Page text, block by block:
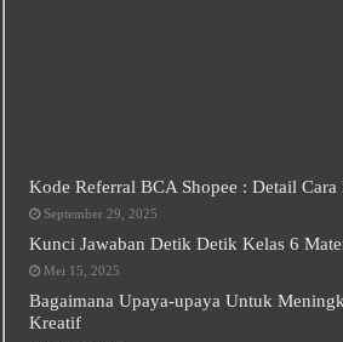
Kode Referral BCA Shopee : Detail Cara
September 29, 2025
Kunci Jawaban Detik Detik Kelas 6
Mei 15, 2025
Bagaimana Upaya-upaya Untuk
Kreatif